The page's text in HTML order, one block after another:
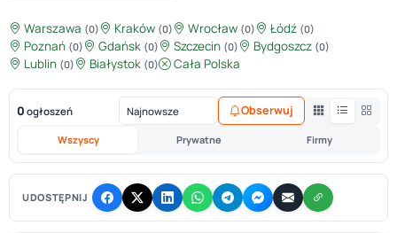
Warszawa (0) Kraków (0) Wrocław (0) Łódź (0)
Poznań (0) Gdańsk (0) Szczecin (0) Bydgoszcz (0)
Lublin (0) Białystok (0) Cała Polska
0 ogłoszeń
Wszyscy Prywatne Firmy
Obserwuj
UDOSTĘPNIJ